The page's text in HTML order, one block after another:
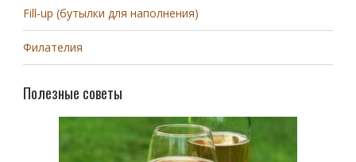
Fill-up (бутылки для наполнения)
Филателия
Полезные советы